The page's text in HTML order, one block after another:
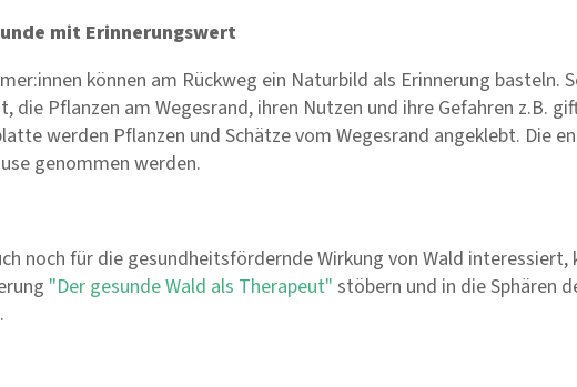
mit Erinnerungswert
können am Rückweg ein Naturbild als Erinnerung basteln.
die Pflanzen am Wegesrand, ihren Nutzen und ihre Gefahren z.B.
werden Pflanzen und Schätze vom Wegesrand angeklebt. Die
genommen werden.
noch für die gesundheitsfördernde Wirkung von Wald interessiert,
"Der gesunde Wald als Therapeut" stöbern und in die Sphären